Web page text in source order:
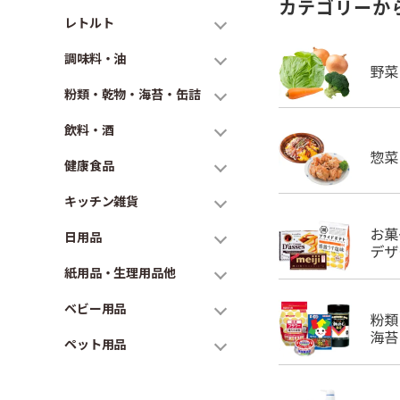
レトルト
調味料・油
粉類・乾物・海苔・缶詰
飲料・酒
健康食品
キッチン雑貨
日用品
紙用品・生理用品他
ベビー用品
ペット用品
カテゴリーか